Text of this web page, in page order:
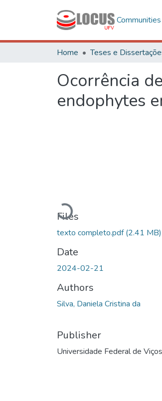
Home Teses e
Ocorrência
endophytes
Loading...
Files
texto completo.pdf(2.41 MB)
Date
2024-02-21
Authors
Silva, Daniela Cristina da
Publisher
Universidade Federal de